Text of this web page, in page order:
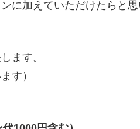
に加えていただけたらと思
ます。
す）